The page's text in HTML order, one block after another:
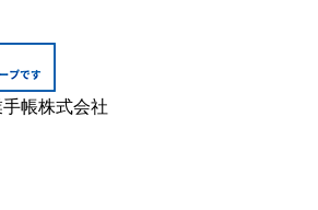
手帳株式会社